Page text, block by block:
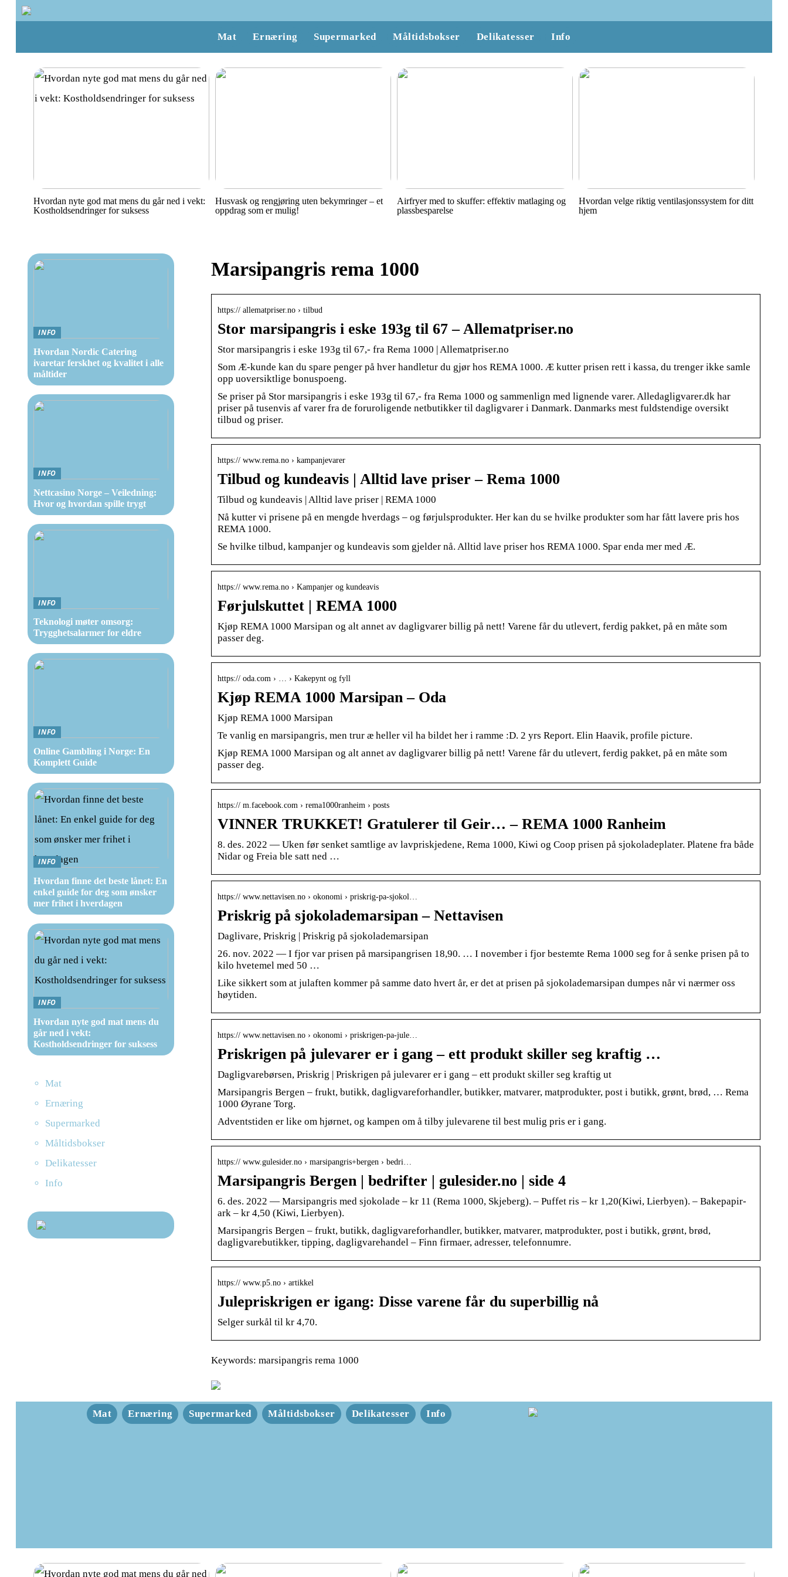
Mat Ernæring Supermarked Måltidsbokser Delikatesser Info
Hvordan nyte god mat mens du går ned i vekt:
Kostholdsendringer for suksess
Husvask og rengjøring uten bekymringer – et
oppdrag som er mulig!
Airfryer med to skuffer: effektiv matlaging og
plassbesparelse
Hvordan velge riktig ventilasjonssystem for ditt
hjem
Marsipangris rema 1000
https:// allematpriser.no › tilbud
Stor marsipangris i eske 193g til 67 – Allematpriser.no
Stor marsipangris i eske 193g til 67,- fra Rema 1000 | Allematpriser.no
Som Æ-kunde kan du spare penger på hver handletur du gjør hos REMA 1000. Æ kutter prisen rett i kassa, du trenger ikke samle
opp uoversiktlige bonuspoeng.
Se priser på Stor marsipangris i eske 193g til 67,- fra Rema 1000 og sammenlign med lignende varer. Alledagligvarer.dk har
priser på tusenvis af varer fra de foruroligende netbutikker til dagligvarer i Danmark. Danmarks mest fuldstendige oversikt
tilbud og priser.
https:// www.rema.no › kampanjevarer
Tilbud og kundeavis | Alltid lave priser – Rema 1000
Tilbud og kundeavis | Alltid lave priser | REMA 1000
Nå kutter vi prisene på en mengde hverdags – og førjulsprodukter. Her kan du se hvilke produkter som har fått lavere pris hos
REMA 1000.
Se hvilke tilbud, kampanjer og kundeavis som gjelder nå. Alltid lave priser hos REMA 1000. Spar enda mer med Æ.
https:// www.rema.no › Kampanjer og kundeavis
Førjulskuttet | REMA 1000
Kjøp REMA 1000 Marsipan og alt annet av dagligvarer billig på nett! Varene får du utlevert, ferdig pakket, på en måte som
passer deg.
https:// oda.com › … › Kakepynt og fyll
Kjøp REMA 1000 Marsipan – Oda
Kjøp REMA 1000 Marsipan
Te vanlig en marsipangris, men trur æ heller vil ha bildet her i ramme :D. 2 yrs Report. Elin Haavik, profile picture.
Kjøp REMA 1000 Marsipan og alt annet av dagligvarer billig på nett! Varene får du utlevert, ferdig pakket, på en måte som
passer deg.
https:// m.facebook.com › rema1000ranheim › posts
VINNER TRUKKET! Gratulerer til Geir… – REMA 1000 Ranheim
8. des. 2022 — Uken før senket samtlige av lavpriskjedene, Rema 1000, Kiwi og Coop prisen på sjokoladeplater. Platene fra både
Nidar og Freia ble satt ned …
https:// www.nettavisen.no › okonomi › priskrig-pa-sjokol…
Priskrig på sjokolademarsipan – Nettavisen
Daglivare, Priskrig | Priskrig på sjokolademarsipan
26. nov. 2022 — I fjor var prisen på marsipangrisen 18,90. … I november i fjor bestemte Rema 1000 seg for å senke prisen på to
kilo hvetemel med 50 …
Like sikkert som at julaften kommer på samme dato hvert år, er det at prisen på sjokolademarsipan dumpes når vi nærmer oss
høytiden.
https:// www.nettavisen.no › okonomi › priskrigen-pa-jule…
Priskrigen på julevarer er i gang – ett produkt skiller seg kraftig …
Dagligvarebørsen, Priskrig | Priskrigen på julevarer er i gang – ett produkt skiller seg kraftig ut
Marsipangris Bergen – frukt, butikk, dagligvareforhandler, butikker, matvarer, matprodukter, post i butikk, grønt, brød, … Rema
1000 Øyrane Torg.
Adventstiden er like om hjørnet, og kampen om å tilby julevarene til best mulig pris er i gang.
https:// www.gulesider.no › marsipangris+bergen › bedri…
Marsipangris Bergen | bedrifter | gulesider.no | side 4
6. des. 2022 — Marsipangris med sjokolade – kr 11 (Rema 1000, Skjeberg). – Puffet ris – kr 1,20(Kiwi, Lierbyen). – Bakepapir-
ark – kr 4,50 (Kiwi, Lierbyen).
Marsipangris Bergen – frukt, butikk, dagligvareforhandler, butikker, matvarer, matprodukter, post i butikk, grønt, brød,
dagligvarebutikker, tipping, dagligvarehandel – Finn firmaer, adresser, telefonnumre.
https:// www.p5.no › artikkel
Julepriskrigen er igang: Disse varene får du superbillig nå
Selger surkål til kr 4,70.
Keywords: marsipangris rema 1000
INFO
Hvordan Nordic Catering
ivaretar ferskhet og kvalitet i alle
måltider
INFO
Nettcasino Norge – Veiledning:
Hvor og hvordan spille trygt
INFO
Teknologi møter omsorg:
Trygghetsalarmer for eldre
INFO
Online Gambling i Norge: En
Komplett Guide
INFO
Hvordan finne det beste lånet: En
enkel guide for deg som ønsker
mer frihet i hverdagen
INFO
Hvordan nyte god mat mens du
går ned i vekt:
Kostholdsendringer for suksess
Mat
Ernæring
Supermarked
Måltidsbokser
Delikatesser
Info
Mat Ernæring Supermarked Måltidsbokser Delikatesser Info